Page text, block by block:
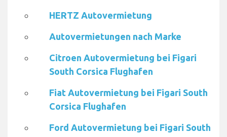
HERTZ Autovermietung
Autovermietungen nach Marke
Citroen Autovermietung bei Figari
South Corsica Flughafen
Fiat Autovermietung bei Figari South
Corsica Flughafen
Ford Autovermietung bei Figari South